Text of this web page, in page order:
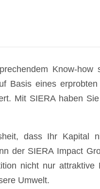
Know-how
Basis eines erprobten
Mit SIERA haben
dass Ihr Kapital
der SIERA Impact
nicht nur attraktive
Umwelt.